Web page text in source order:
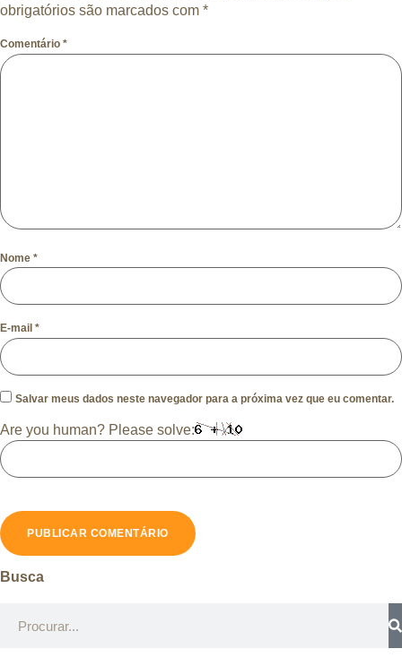
obrigatórios são marcados com *
Comentário *
Nome *
E-mail *
Salvar meus dados neste navegador para a próxima vez que eu comentar.
Are you human? Please solve:
Busca